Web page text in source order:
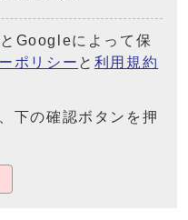
Googleによって保
ポリシー と 利用規約
下の確認ボタンを押